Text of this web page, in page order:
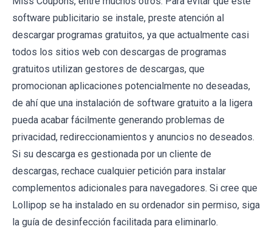
software publicitario se instale, preste atención al
descargar programas gratuitos, ya que actualmente casi
todos los sitios web con descargas de programas
gratuitos utilizan gestores de descargas, que
promocionan aplicaciones potencialmente no deseadas,
de ahí que una instalación de software gratuito a la ligera
pueda acabar fácilmente generando problemas de
privacidad, redireccionamientos y anuncios no deseados.
Si su descarga es gestionada por un cliente de
descargas, rechace cualquier petición para instalar
complementos adicionales para navegadores. Si cree que
Lollipop se ha instalado en su ordenador sin permiso, siga
la guía de desinfección facilitada para eliminarlo.